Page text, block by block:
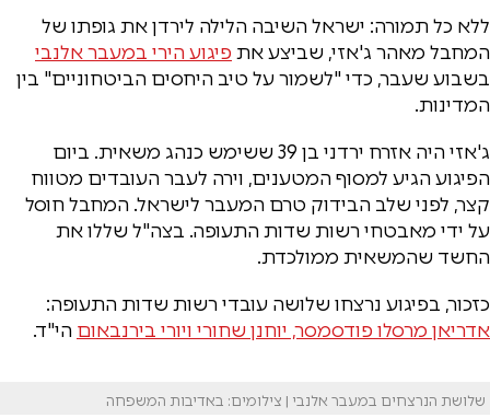
ללא כל תמורה: ישראל השיבה הלילה לירדן את גופתו של
המחבל מאהר ג'אזי, שביצע את פיגוע הירי במעבר אלנבי
בשבוע שעבר, כדי "לשמור על טיב היחסים הביטחוניים" בין
המדינות.
ג'אזי היה אזרח ירדני בן 39 ששימש כנהג משאית. ביום
הפיגוע הגיע למסוף המטענים, וירה לעבר העובדים מטווח
קצר, לפני שלב הבידוק טרם המעבר לישראל. המחבל חוסל
על ידי מאבטחי רשות שדות התעופה. בצה"ל שללו את
החשד שהמשאית ממולכדת.
כזכור, בפיגוע נרצחו שלושה עובדי רשות שדות התעופה:
אדריאן מרסלו פודסמסר, יוחנן שחורי ויורי בירנבאום הי"ד.
שלושת הנרצחים במעבר אלנבי | צילומים: באדיבות המשפחה